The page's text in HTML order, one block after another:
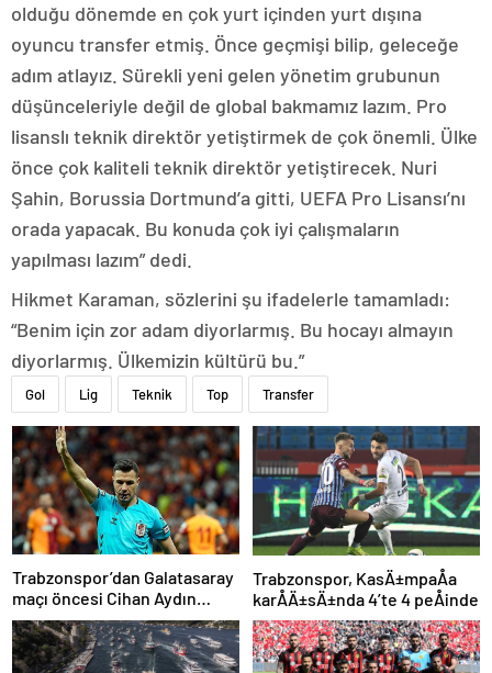
olduğu dönemde en çok yurt içinden yurt dışına
oyuncu transfer etmiş. Önce geçmişi bilip, geleceğe
adım atlayız. Sürekli yeni gelen yönetim grubunun
düşünceleriyle değil de global bakmamız lazım. Pro
lisanslı teknik direktör yetiştirmek de çok önemli. Ülke
önce çok kaliteli teknik direktör yetiştirecek. Nuri
Şahin, Borussia Dortmund’a gitti, UEFA Pro Lisansı’nı
orada yapacak. Bu konuda çok iyi çalışmaların
yapılması lazım” dedi.
Hikmet Karaman, sözlerini şu ifadelerle tamamladı:
“Benim için zor adam diyorlarmış. Bu hocayı almayın
diyorlarmış. Ülkemizin kültürü bu.”
Gol Lig Teknik Top Transfer
Trabzonspor’dan Galatasaray
maçı öncesi Cihan Aydın
tepkisi!
Trabzonspor, KasÄ±mpaÅa
karÅÄ±sÄ±nda 4’te 4 peÅinde